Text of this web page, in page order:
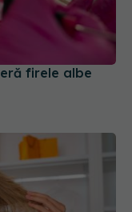
firele albe